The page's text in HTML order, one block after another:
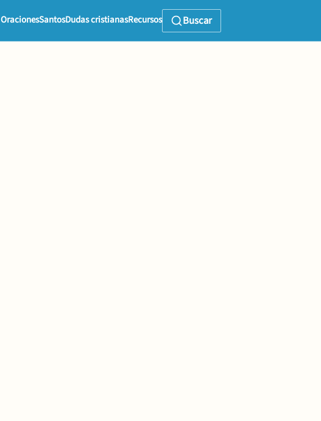
OracionesSantosDudas cristianasRecursos Buscar